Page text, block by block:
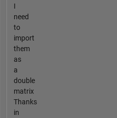
I
need
to
import
them
as
a
double
matrix
Thanks
in